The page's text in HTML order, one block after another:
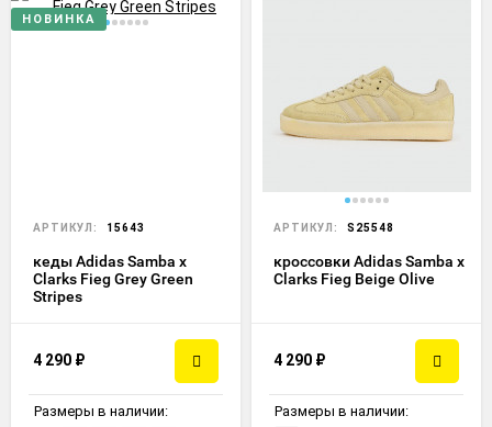
НОВИНКА
АРТИКУЛ: 15643
кеды Adidas Samba x
Clarks Fieg Grey Green
Stripes
4 290 ₽
Размеры в наличии:
АРТИКУЛ: S25548
кроссовки Adidas Samba x
Clarks Fieg Beige Olive
4 290 ₽
Размеры в наличии: